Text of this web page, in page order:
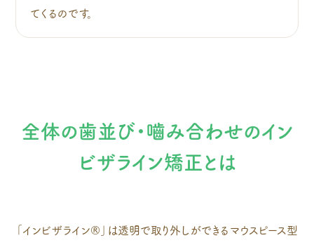
てくるのです。
全体の歯並び・嚙み合わせのイン
ビザライン矯正とは
「インビザライン®」は透明で取り外しができるマウスピース型